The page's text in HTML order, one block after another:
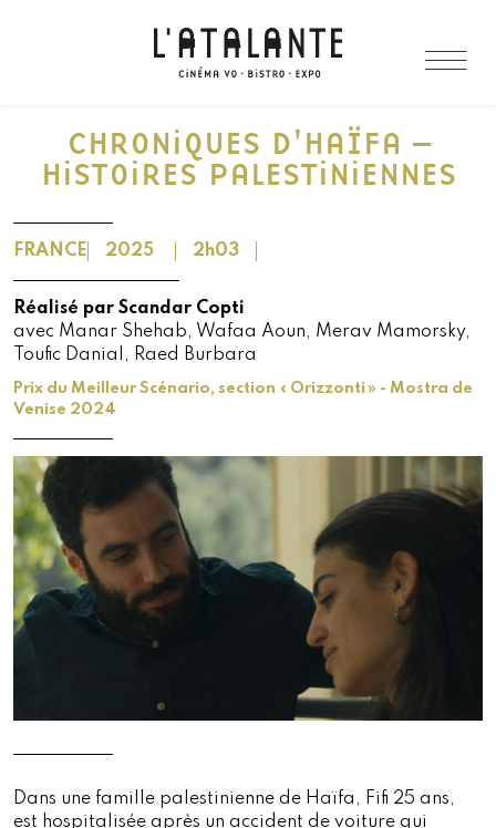
CHRONiQUES D'HAÏFA –
HiSTOiRES PALESTiNiENNES
FRANCE 2025 2h03
Réalisé par Scandar Copti
avec Manar Shehab, Wafaa Aoun, Merav Mamorsky,
Toufic Danial, Raed Burbara
Prix du Meilleur Scénario, section « Orizzonti » - Mostra de
Venise 2024
Dans une famille palestinienne de Haïfa, Fifi 25 ans,
est hospitalisée après un accident de voiture qui